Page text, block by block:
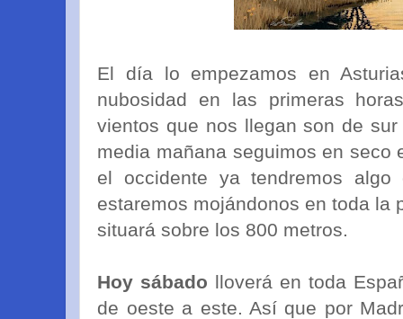
El día lo empezamos en
nubosidad en las primeras
vientos que nos llegan son de
media mañana seguimos en seco
el occidente ya tendremos
estaremos mojándonos en toda la
situará sobre los 800 metros.
Hoy sábado lloverá en toda
de oeste a este. Así que por